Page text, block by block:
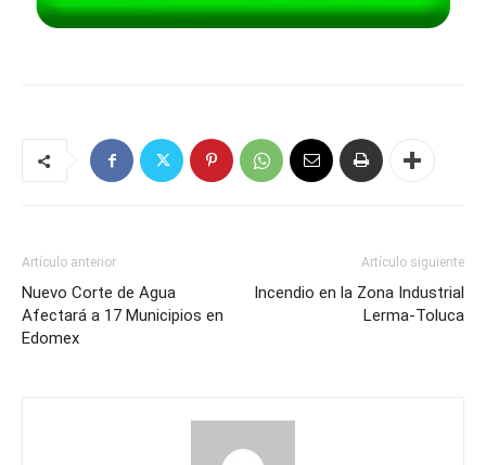
Artículo anterior
Nuevo Corte de Agua
Afectará a 17 Municipios en
Edomex
Artículo siguiente
Incendio en la Zona Industrial
Lerma-Toluca